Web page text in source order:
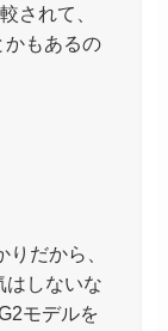
されて、
かもあるの
だから、
はしないな
モデルを